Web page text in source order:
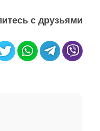
с друзьями